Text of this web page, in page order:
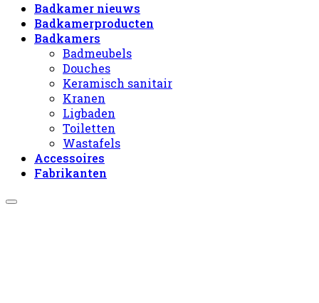
Badkamer nieuws
Badkamerproducten
Badkamers
Badmeubels
Douches
Keramisch sanitair
Kranen
Ligbaden
Toiletten
Wastafels
Accessoires
Fabrikanten